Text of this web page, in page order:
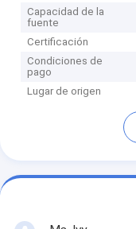
Capacidad de la
fuente
Certificación
Condiciones de
pago
Lugar de origen